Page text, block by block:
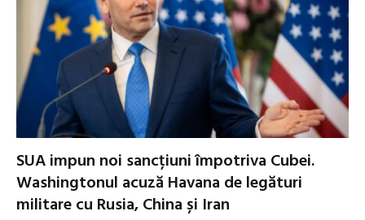
SUA impun noi sancțiuni împotriva Cubei.
Washingtonul acuză Havana de legături
militare cu Rusia, China și Iran